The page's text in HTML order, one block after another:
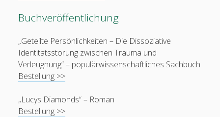
Buchveröffentlichung
„Geteilte Persönlichkeiten – Die Dissoziative
Identitätsstörung zwischen Trauma und
Verleugnung“ – populärwissenschaftliches Sachbuch
Bestellung >>
„Lucys Diamonds“ – Roman
Bestellung >>